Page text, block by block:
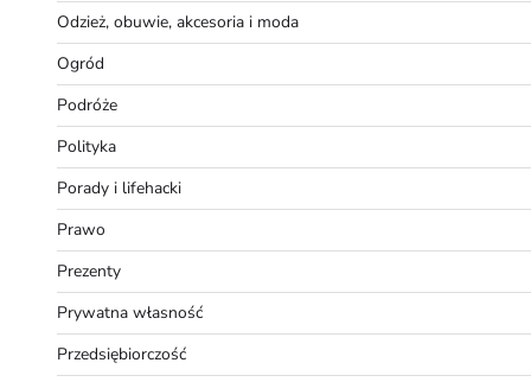
Odzież, obuwie, akcesoria i moda
Ogród
Podróże
Polityka
Porady i lifehacki
Prawo
Prezenty
Prywatna własność
Przedsiębiorczość